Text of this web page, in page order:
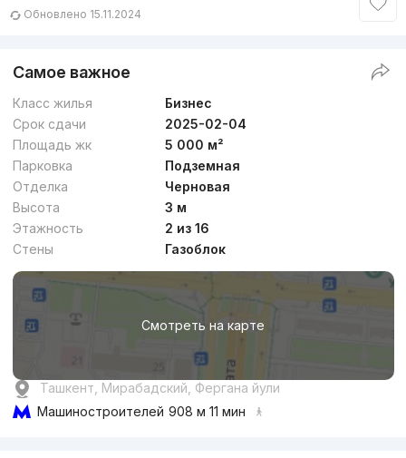
Обновлено 15.11.2024
Самое важное
Класс жилья
Бизнес
Срок сдачи
2025-02-04
Площадь жк
5 000 м²
Парковка
Подземная
Отделка
Черновая
Высота
3 м
Этажность
2 из 16
Стены
Газоблок
Смотреть на карте
Ташкент, Мирабадский, Фергана йули
Машиностроителей 908 м 11 мин